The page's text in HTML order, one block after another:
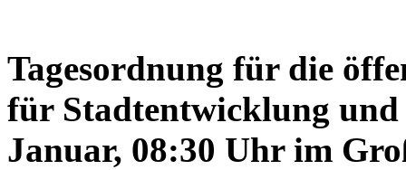
Tagesordnung für die
für Stadtentwicklung und
Januar, 08:30 Uhr im